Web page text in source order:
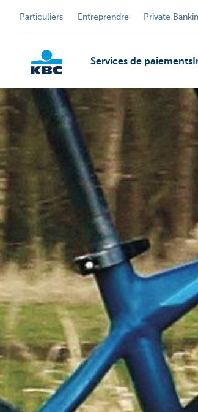
Particuliers Entreprendre Private
Corporate
Services de paiements